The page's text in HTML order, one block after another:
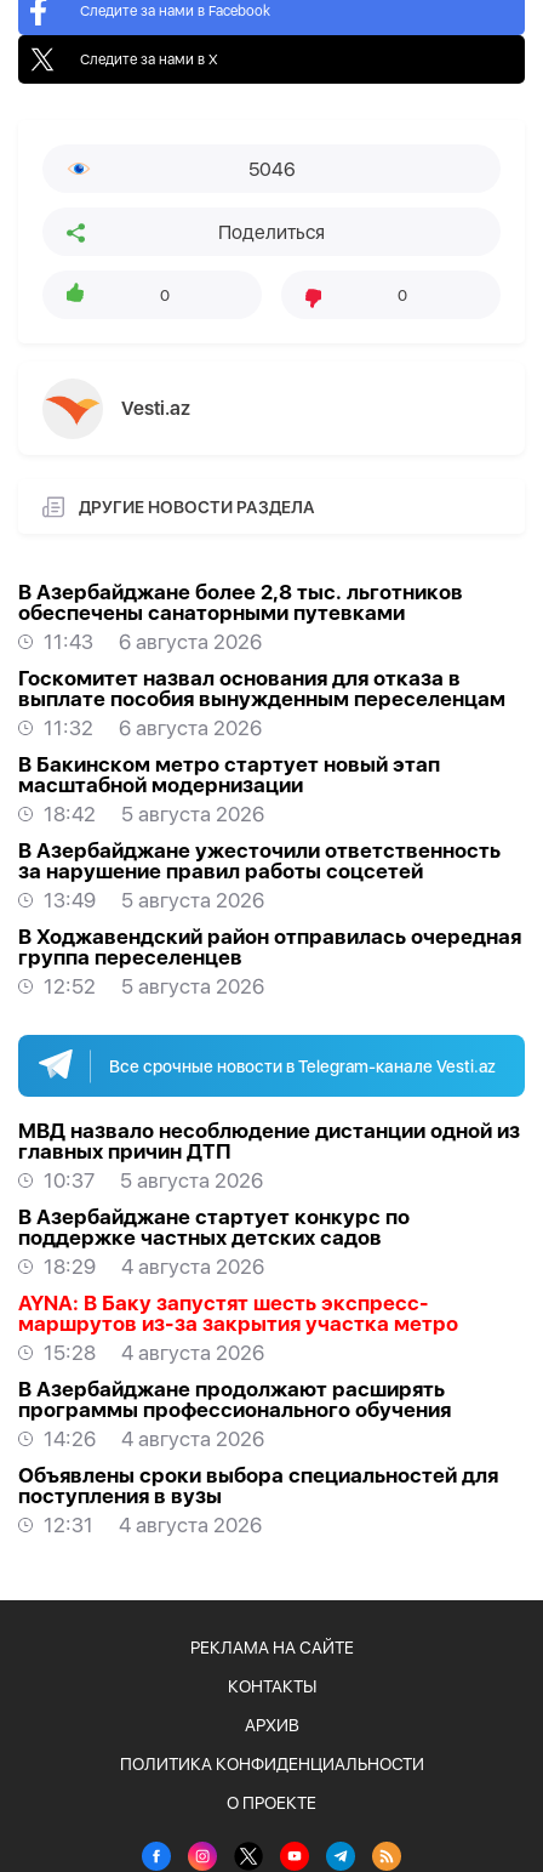
Следите за нами в Facebook
Следите за нами в X
5046
Поделиться
0 0
Vesti.az
ДРУГИЕ НОВОСТИ РАЗДЕЛА
В Азербайджане более 2,8 тыс. льготников
обеспечены санаторными путевками
11:43
6 августа 2026
Госкомитет назвал основания для отказа в
выплате пособия вынужденным переселенцам
11:32
6 августа 2026
В Бакинском метро стартует новый этап
масштабной модернизации
18:42
5 августа 2026
В Азербайджане ужесточили ответственность
за нарушение правил работы соцсетей
13:49
5 августа 2026
В Ходжавендский район отправилась очередная
группа переселенцев
12:52
5 августа 2026
Все срочные новости в Telegram-канале Vesti.az
МВД назвало несоблюдение дистанции одной из
главных причин ДТП
10:37
5 августа 2026
В Азербайджане стартует конкурс по
поддержке частных детских садов
18:29
4 августа 2026
AYNA: В Баку запустят шесть экспресс-
маршрутов из-за закрытия участка метро
15:28
4 августа 2026
В Азербайджане продолжают расширять
программы профессионального обучения
14:26
4 августа 2026
Объявлены сроки выбора специальностей для
поступления в вузы
12:31
4 августа 2026
РЕКЛАМА НА САЙТЕ
КОНТАКТЫ
АРХИВ
ПОЛИТИКА КОНФИДЕНЦИАЛЬНОСТИ
О ПРОЕКТЕ